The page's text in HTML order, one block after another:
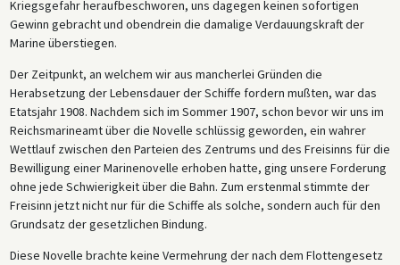
Kriegsgefahr heraufbeschworen, uns dagegen keinen sofortigen
Gewinn gebracht und obendrein die damalige Verdauungskraft der
Marine überstiegen.
Der Zeitpunkt, an welchem wir aus mancherlei Gründen die
Herabsetzung der Lebensdauer der Schiffe fordern mußten, war das
Etatsjahr 1908. Nachdem sich im Sommer 1907, schon bevor wir uns im
Reichsmarineamt über die Novelle schlüssig geworden, ein wahrer
Wettlauf zwischen den Parteien des Zentrums und des Freisinns für die
Bewilligung einer Marinenovelle erhoben hatte, ging unsere Forderung
ohne jede Schwierigkeit über die Bahn. Zum erstenmal stimmte der
Freisinn jetzt nicht nur für die Schiffe als solche, sondern auch für den
Grundsatz der gesetzlichen Bindung.
Diese Novelle brachte keine Vermehrung der nach dem Flottengesetz